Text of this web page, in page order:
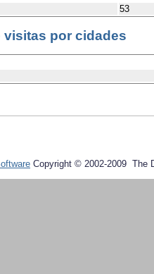
53
visitas por cidades
Copyright © 2002-2009 The